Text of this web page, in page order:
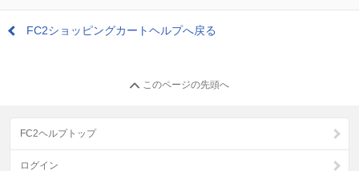
FC2ショッピングカートヘルプへ戻る
このページの先頭へ
FC2ヘルプトップ
ログイン